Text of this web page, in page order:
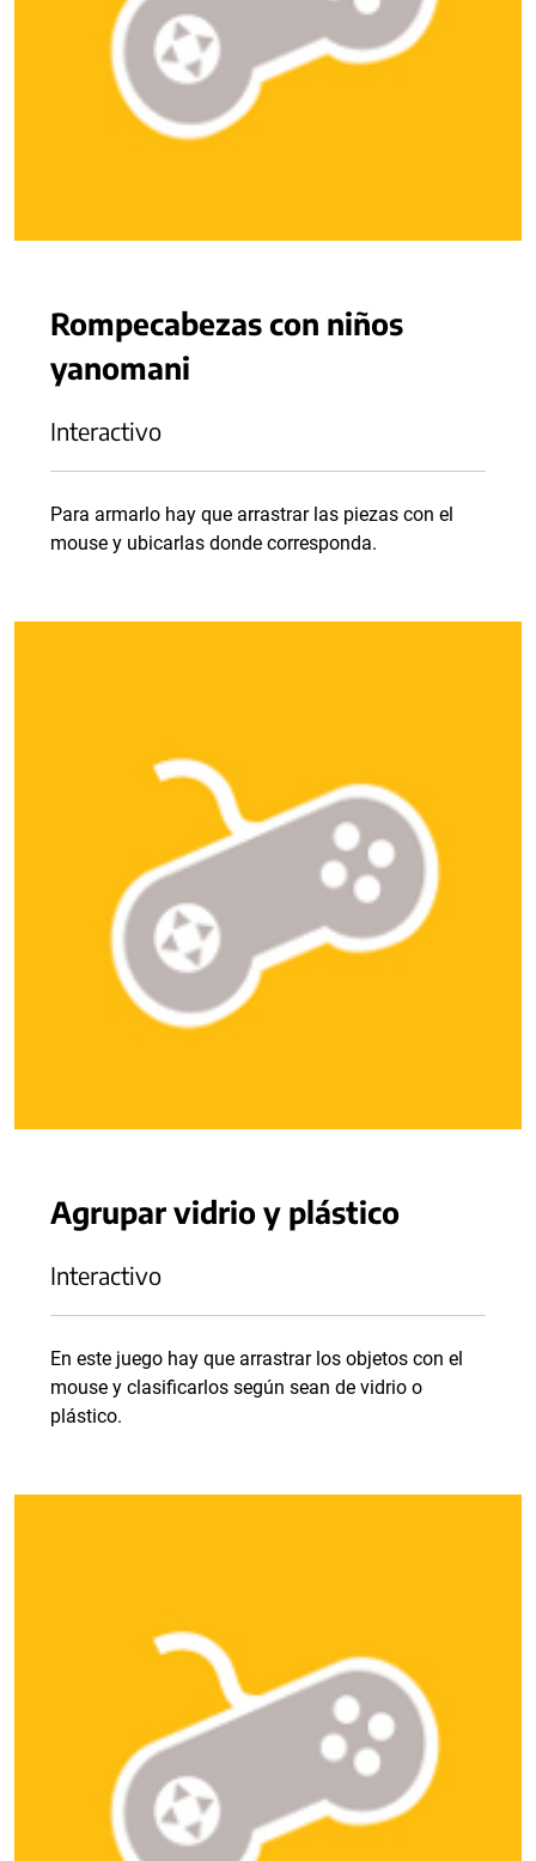
Rompecabezas con niños
yanomani
Interactivo
Para armarlo hay que arrastrar las piezas con el
mouse y ubicarlas donde corresponda.
Agrupar vidrio y plástico
Interactivo
En este juego hay que arrastrar los objetos con el
mouse y clasificarlos según sean de vidrio o
plástico.